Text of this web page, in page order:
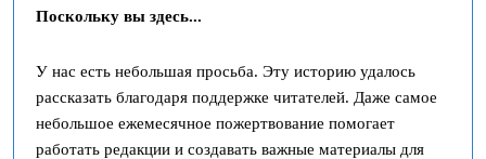
Поскольку вы здесь...
У нас есть небольшая просьба. Эту историю удалось
рассказать благодаря поддержке читателей. Даже самое
небольшое ежемесячное пожертвование помогает
работать редакции и создавать важные материалы для